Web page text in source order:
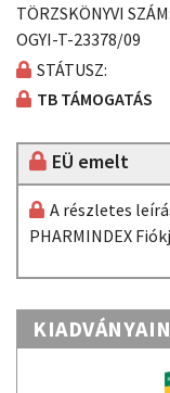
TÖRZSKÖNYVI SZÁM:
OGYI-T-23378/09
STÁTUSZ:
TB TÁMOGATÁS
EÜ emelt
A részletes
PHARMINDEX